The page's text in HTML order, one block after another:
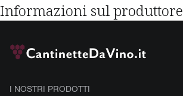
Informazioni sul produttore
I NOSTRI PRODOTTI